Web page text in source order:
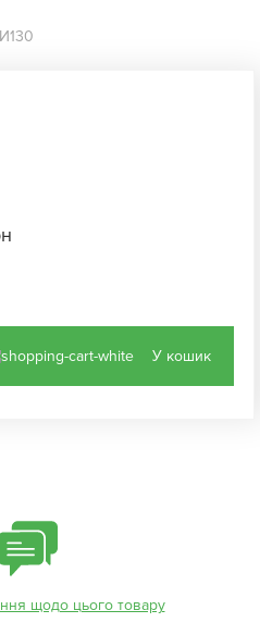
У кошик
щодо цього товару